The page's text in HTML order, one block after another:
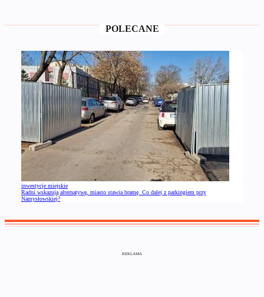
POLECANE
inwestycje miejskie
Radni wskazują alternatywę, miasto stawia bramę. Co dalej z parkingiem przy
Namysłowskiej?
REKLAMA